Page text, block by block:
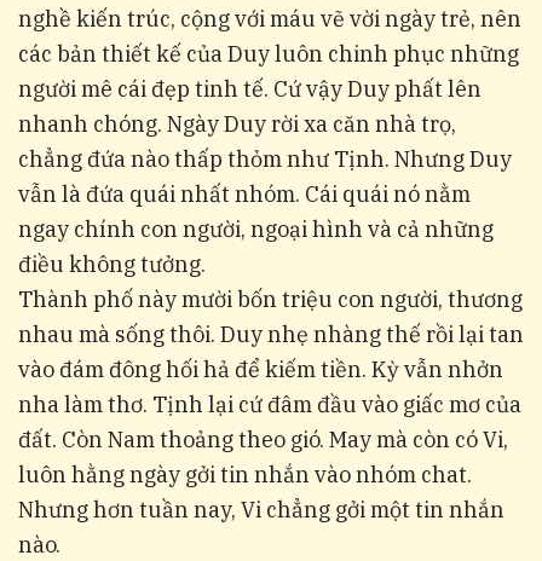
nghề kiến trúc, cộng với máu vẽ vời ngày trẻ, nên
các bản thiết kế của Duy luôn chinh phục những
người mê cái đẹp tinh tế. Cứ vậy Duy phất lên
nhanh chóng. Ngày Duy rời xa căn nhà trọ,
chẳng đứa nào thấp thỏm như Tịnh. Nhưng Duy
vẫn là đứa quái nhất nhóm. Cái quái nó nằm
ngay chính con người, ngoại hình và cả những
điều không tưởng.
Thành phố này mười bốn triệu con người, thương
nhau mà sống thôi. Duy nhẹ nhàng thế rồi lại tan
vào đám đông hối hả để kiếm tiền. Kỳ vẫn nhởn
nha làm thơ. Tịnh lại cứ đâm đầu vào giấc mơ của
đất. Còn Nam thoảng theo gió. May mà còn có Vi,
luôn hằng ngày gởi tin nhắn vào nhóm chat.
Nhưng hơn tuần nay, Vi chẳng gởi một tin nhắn
nào.